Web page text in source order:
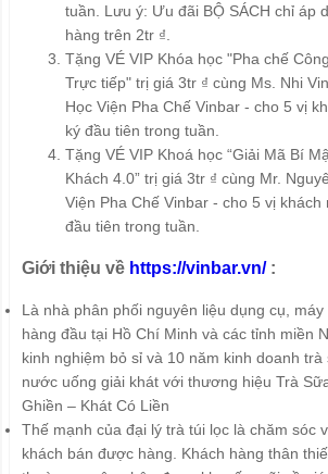
tuần. Lưu ý: Ưu đãi BỘ SÁCH chỉ áp
hàng trên 2tr ₫.
Tặng VÉ VIP Khóa học "Pha chế
Trực tiếp" trị giá 3tr ₫ cùng Ms. Nhi
Học Viện Pha Chế Vinbar - cho 5 vị
ký đầu tiên trong tuần.
Tặng VÉ VIP Khoá học “Giải Mã Bí
Khách 4.0” trị giá 3tr ₫ cùng Mr.
Viện Pha Chế Vinbar - cho 5 vị khách
đầu tiên trong tuần.
Giới thiệu về https://vinbar.vn/:
Là nhà phân phối nguyên liệu dụng cụ,
hàng đầu tại Hồ Chí Minh và các tỉnh miền
kinh nghiệm bỏ sỉ và 10 năm kinh doanh
nước uống giải khát với thương hiệu Trà
Ghiền – Khát Có Liền
Thế mạnh của đại lý trà túi lọc là chăm sóc
khách bán được hàng. Khách hàng thân